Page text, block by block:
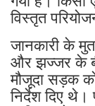
विस्तृत
जानकारी के
और झज्जर के
मौजूदा सड़क
निर्देश दिए